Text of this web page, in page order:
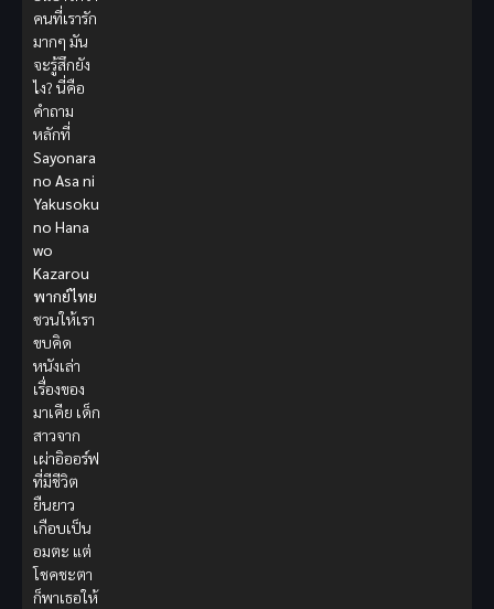
คนที่เรารัก
มากๆ มัน
จะรู้สึกยัง
ไง? นี่คือ
คำถาม
หลักที่
Sayonara
no Asa ni
Yakusoku
no Hana
wo
Kazarou
พากย์ไทย
ชวนให้เรา
ขบคิด
หนังเล่า
เรื่องของ
มาเคีย เด็ก
สาวจาก
เผ่าอิออร์ฟ
ที่มีชีวิต
ยืนยาว
เกือบเป็น
อมตะ แต่
โชคชะตา
ก็พาเธอให้